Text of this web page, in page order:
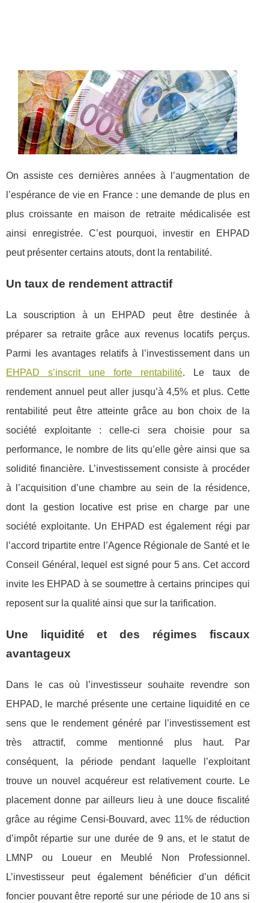
On assiste ces dernières années à l’augmentation de
l’espérance de vie en France : une demande de plus en
plus croissante en maison de retraite médicalisée est
ainsi enregistrée. C’est pourquoi, investir en EHPAD
peut présenter certains atouts, dont la rentabilité.
Un taux de rendement attractif
La souscription à un EHPAD peut être destinée à
préparer sa retraite grâce aux revenus locatifs perçus.
Parmi les avantages relatifs à l’investissement dans un
EHPAD s’inscrit une forte rentabilité. Le taux de
rendement annuel peut aller jusqu’à 4,5% et plus. Cette
rentabilité peut être atteinte grâce au bon choix de la
société exploitante : celle-ci sera choisie pour sa
performance, le nombre de lits qu’elle gère ainsi que sa
solidité financière. L’investissement consiste à procéder
à l’acquisition d’une chambre au sein de la résidence,
dont la gestion locative est prise en charge par une
société exploitante. Un EHPAD est également régi par
l’accord tripartite entre l’Agence Régionale de Santé et le
Conseil Général, lequel est signé pour 5 ans. Cet accord
invite les EHPAD à se soumettre à certains principes qui
reposent sur la qualité ainsi que sur la tarification.
Une liquidité et des régimes fiscaux
avantageux
Dans le cas où l’investisseur souhaite revendre son
EHPAD, le marché présente une certaine liquidité en ce
sens que le rendement généré par l’investissement est
très attractif, comme mentionné plus haut. Par
conséquent, la période pendant laquelle l’exploitant
trouve un nouvel acquéreur est relativement courte. Le
placement donne par ailleurs lieu à une douce fiscalité
grâce au régime Censi-Bouvard, avec 11% de réduction
d’impôt répartie sur une durée de 9 ans, et le statut de
LMNP ou Loueur en Meublé Non Professionnel.
L’investisseur peut également bénéficier d’un déficit
foncier pouvant être reporté sur une période de 10 ans si